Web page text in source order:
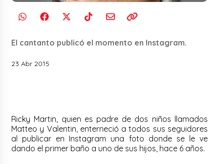
El cantanto publicó el momento en Instagram.
23 Abr 2015
Ricky Martin, quien es padre de dos niños llamados
Matteo y Valentin, enterneció a todos sus seguidores
al publicar en Instagram una foto donde se le ve
dando el primer baño a uno de sus hijos, hace 6 años.